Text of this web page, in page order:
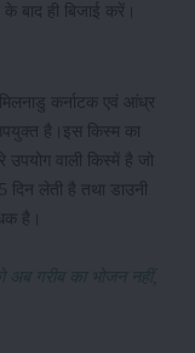
बाद ही बिजाई करें।
कर्नाटक एवं आंध्र
है।इस किस्म का
वाली किस्में है जो
दिन लेती है तथा डाउनी
है।
अब गरीब का भोजन नहीं,